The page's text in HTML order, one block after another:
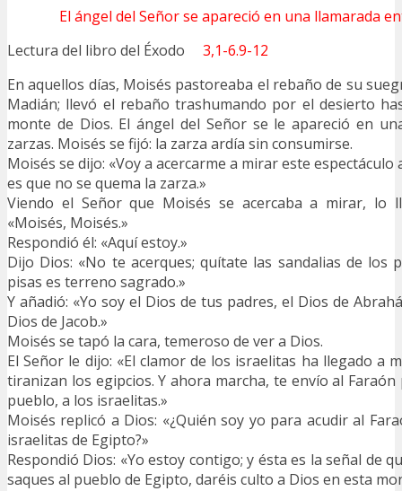
El ángel del Señor se apareció en una llamarada
Lectura del libro del Éxodo 3,1-6.9-12
En aquellos días, Moisés pastoreaba el rebaño de su
Madián; llevó el rebaño trashumando por el desierto
monte de Dios. El ángel del Señor se le apareció en
zarzas. Moisés se fijó: la zarza ardía sin consumirse.
Moisés se dijo: «Voy a acercarme a mirar este espectáculo
es que no se quema la zarza.»
Viendo el Señor que Moisés se acercaba a mirar, lo
«Moisés, Moisés.»
Respondió él: «Aquí estoy.»
Dijo Dios: «No te acerques; quítate las sandalias de los
pisas es terreno sagrado.»
Y añadió: «Yo soy el Dios de tus padres, el Dios de
Dios de Jacob.»
Moisés se tapó la cara, temeroso de ver a Dios.
El Señor le dijo: «El clamor de los israelitas ha llegado a
tiranizan los egipcios. Y ahora marcha, te envío al Faraón
pueblo, a los israelitas.»
Moisés replicó a Dios: «¿Quién soy yo para acudir al
israelitas de Egipto?»
Respondió Dios: «Yo estoy contigo; y ésta es la señal de
saques al pueblo de Egipto, daréis culto a Dios en esta